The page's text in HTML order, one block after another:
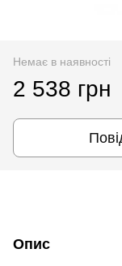
Немає в наявності
2 538 грн
Опис